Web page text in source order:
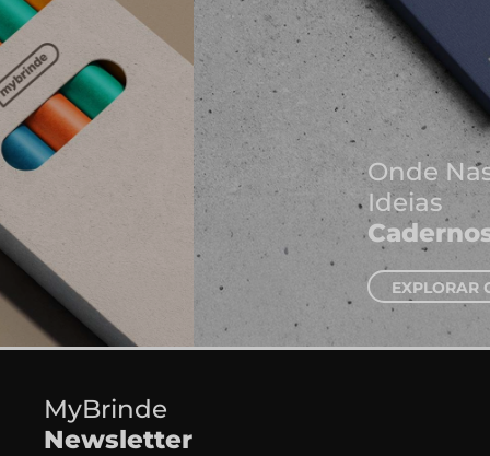
Onde Nascem As Melhores
Cadernos e Blocos de Notas
EXPLORAR CADERNOS
MyBrinde
Newsletter